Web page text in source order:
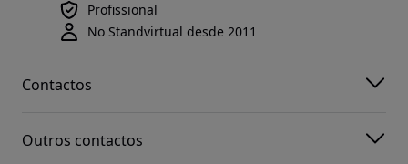
Profissional
No Standvirtual desde 2011
Contactos
Outros contactos